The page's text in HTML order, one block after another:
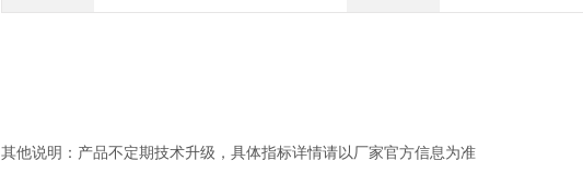
其他说明：产品不定期技术升级，具体指标详情请以厂家官方信息为准